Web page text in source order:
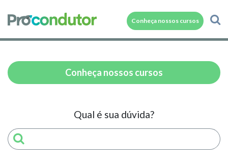
Conheça nossos cursos
Conheça nossos cursos
Qual é sua dúvida?